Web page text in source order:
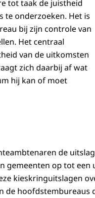
tot taak de juistheid
te onderzoeken. Het is
bij zijn controle van
Het centraal
van de uitkomsten
zich daarbij af wat
hij kan of moet
de
gemeenten op tot een
kieskringuitslagen
de hoofdstembureaus